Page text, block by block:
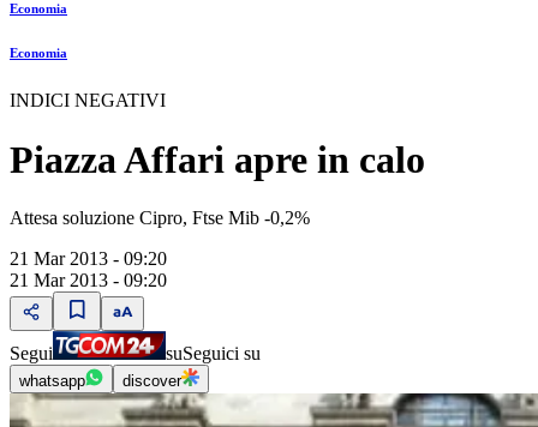
Economia
Economia
INDICI NEGATIVI
Piazza Affari apre in calo
Attesa soluzione Cipro, Ftse Mib -0,2%
21 Mar 2013 - 09:20
21 Mar 2013 - 09:20
Segui suSeguici su
whatsapp discover